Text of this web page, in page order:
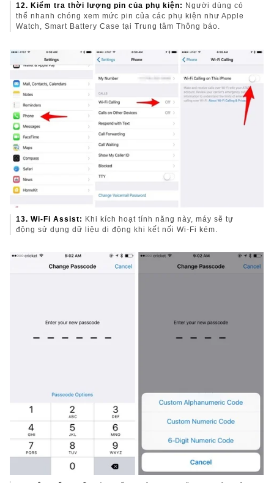
12. Kiểm tra thời lượng pin của phụ kiện: Người dùng có
thể nhanh chóng xem mức pin của các phụ kiện như Apple
Watch, Smart Battery Case tại Trung tâm Thông báo.
13. Wi-Fi Assist: Khi kích hoạt tính năng này, máy sẽ tự
động sử dụng dữ liệu di động khi kết nối Wi-Fi kém.